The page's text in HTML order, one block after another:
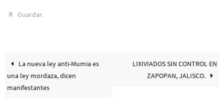
Guardar.
La nueva ley anti-Mumia es
una ley mordaza, dicen
manifestantes
LIXIVIADOS SIN CONTROL EN
ZAPOPAN‏, JALISCO.